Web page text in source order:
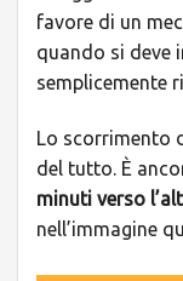
favore di un
quando si deve
semplicemente
Lo scorrimento
del tutto. È
minuti verso
nell’immagine